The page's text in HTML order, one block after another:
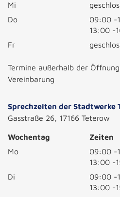
Mi
Do
09:00 -
13:00 -
Fr
Termine außerhalb der
Vereinbarung
Sprechzeiten der Stadtwerke
Gasstraße 26, 17166 Teterow
Wochentag
Zeiten
Mo
09:00 -
13:00 -
Di
09:00 -
13:00 -